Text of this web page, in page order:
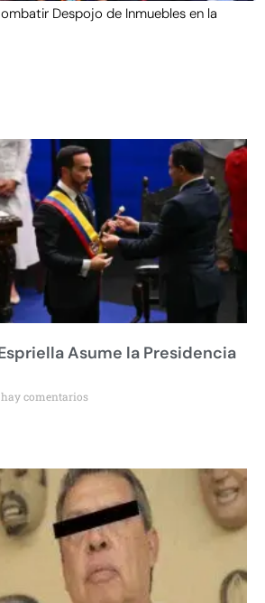
Despojo de Inmuebles en la
Asume la Presidencia
hay comentarios